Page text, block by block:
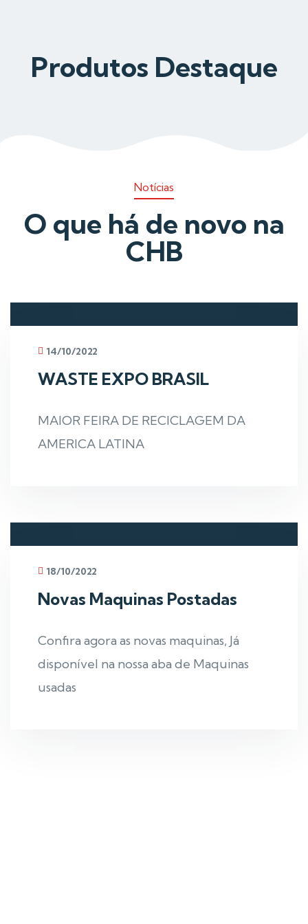
Produtos Destaque
Notícias
O que há de novo na
CHB
14/10/2022
WASTE EXPO BRASIL
MAIOR FEIRA DE RECICLAGEM DA
AMERICA LATINA
18/10/2022
Novas Maquinas Postadas
Confira agora as novas maquinas, Já
disponível na nossa aba de Maquinas
usadas